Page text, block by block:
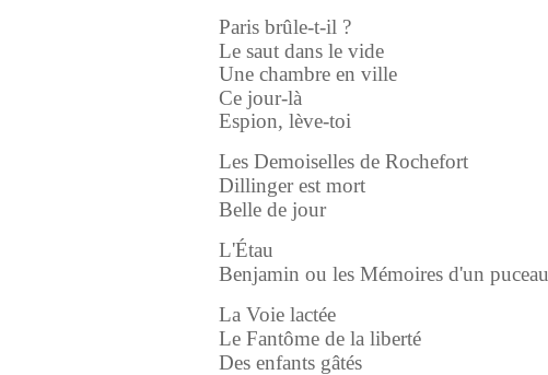
Paris brûle-t-il ?
Le saut dans le vide
Une chambre en ville
Ce jour-là
Espion, lève-toi
Les Demoiselles de Rochefort
Dillinger est mort
Belle de jour
L'Étau
Benjamin ou les Mémoires d'un puceau
La Voie lactée
Le Fantôme de la liberté
Des enfants gâtés